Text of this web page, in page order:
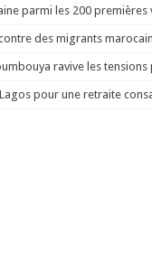
parmi les 200 premières
des migrants
ravive les
Lagos pour une retraite